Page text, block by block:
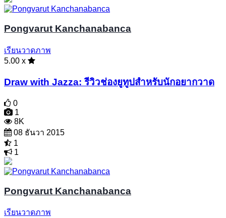
Pongvarut Kanchanabanca
เรียนวาดภาพ
5.00 x
Draw with Jazza: รีวิวช่องยูทูปสำหรับนักอยากวาด
0
1
8K
08 ธันวา 2015
1
1
Pongvarut Kanchanabanca
เรียนวาดภาพ